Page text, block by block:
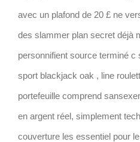
avec un plafond de 20 £ ne
des slammer plan secret déjà
personnifient source terminé c
sport blackjack oak , line
portefeuille comprend
en argent réel, simplement
couverture les essentiel pour